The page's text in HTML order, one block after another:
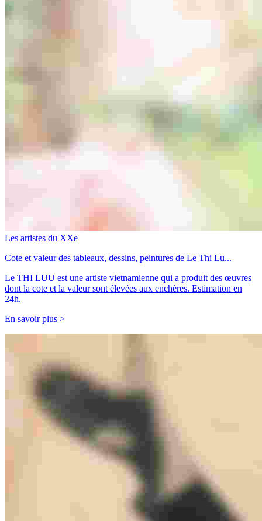
Les artistes du XXe
Cote et valeur des tableaux, dessins, peintures de Le Thi Lu...
Le THI LUU est une artiste vietnamienne qui a produit des œuvres
dont la cote et la valeur sont élevées aux enchères. Estimation en
24h.
En savoir plus >